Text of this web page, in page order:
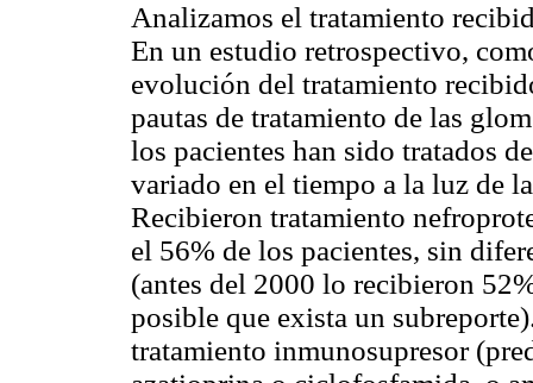
Analizamos el tratamiento
En un estudio retrospectivo,
evolución del tratamiento
pautas de tratamiento de las
los pacientes han sido tratados
variado en el tiempo a la luz de
Recibieron tratamiento
el 56% de los pacientes, sin
(antes del 2000 lo recibieron
posible que exista un
tratamiento inmunosupresor